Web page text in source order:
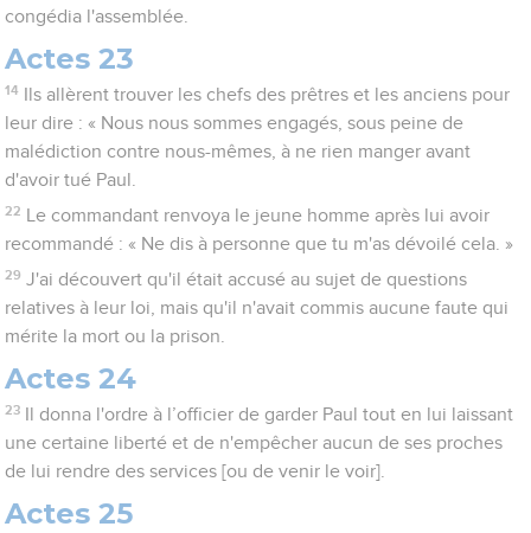
congédia l'assemblée.
Actes 23
14
Ils allèrent trouver les chefs des prêtres et les anciens pour
leur dire : « Nous nous sommes engagés, sous peine de
malédiction contre nous-mêmes, à ne rien manger avant
d'avoir tué Paul.
22
Le commandant renvoya le jeune homme après lui avoir
recommandé : « Ne dis à personne que tu m'as dévoilé cela. »
29 J'ai découvert qu'il était accusé au sujet de questions
relatives à leur loi, mais qu'il n'avait commis aucune faute qui
mérite la mort ou la prison.
Actes 24
23
Il donna l'ordre à l’officier de garder Paul tout en lui laissant
une certaine liberté et de n'empêcher aucun de ses proches
de lui rendre des services [ou de venir le voir].
Actes 25